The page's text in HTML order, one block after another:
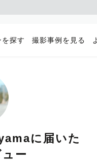
を探す 撮影事例を見る
に届いた
ー